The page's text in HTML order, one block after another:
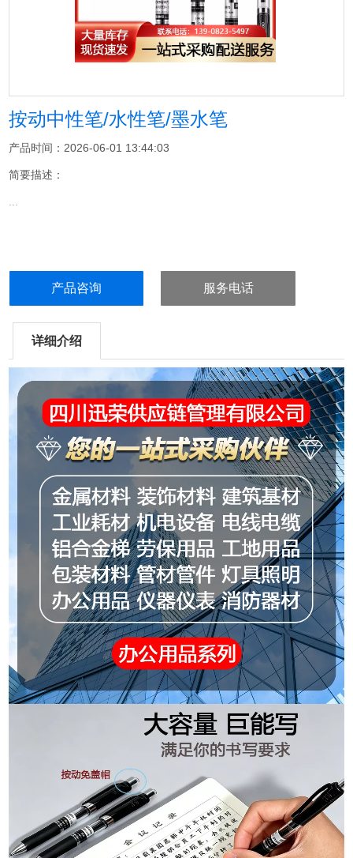
按动中性笔/水性笔/墨水笔
产品时间：2026-06-01 13:44:03
简要描述：
...
产品咨询 服务电话
详细介绍